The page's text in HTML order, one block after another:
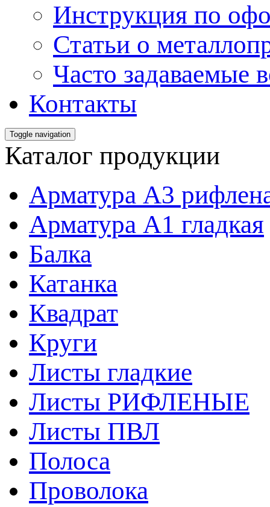
Инструкция по
Статьи о
Часто задаваемые
Контакты
Toggle navigation
Каталог продукции
Арматура А3
Арматура А1 гладкая
Балка
Катанка
Квадрат
Круги
Листы гладкие
Листы РИФЛЕНЫЕ
Листы ПВЛ
Полоса
Проволока